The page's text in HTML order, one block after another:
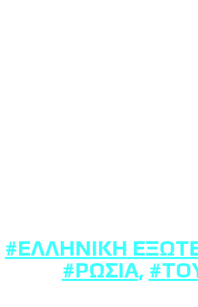
#ΕΛΛΗΝΙΚΉ
#ΡΩΣΊΑ,